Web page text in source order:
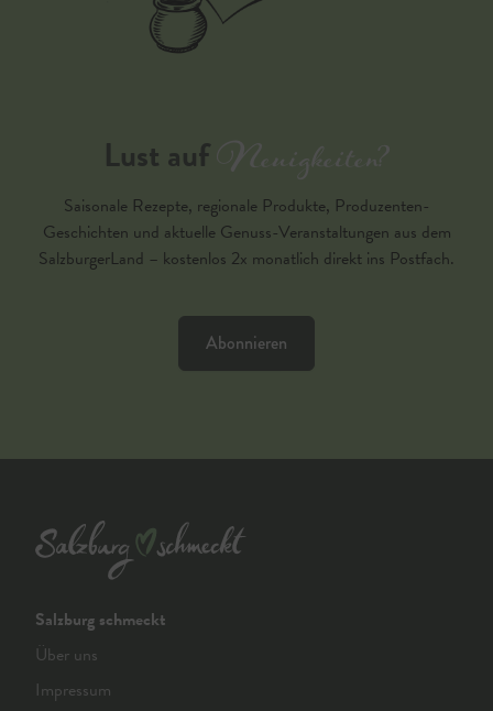
Lust aufNeuigkeiten?
Saisonale Rezepte, regionale Produkte, Produzenten-
Geschichten und aktuelle Genuss-Veranstaltungen aus dem
SalzburgerLand – kostenlos 2x monatlich direkt ins Postfach.
Abonnieren
Salzburg schmeckt
Über uns
Impressum